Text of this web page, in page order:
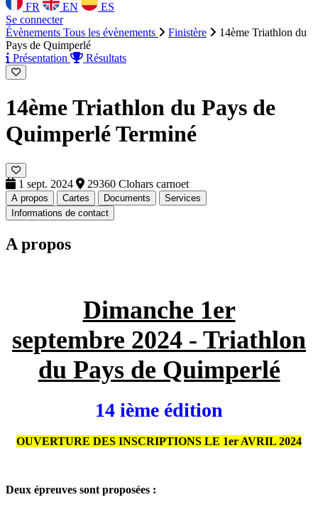
FR EN
ES
Se connecter
Évènements Tous les évènements Finistère
14ème Triathlon du
Pays de Quimperlé
Présentation
Résultats
14ème Triathlon du Pays de
QuimperléTerminé
1 sept. 2024 29360 Clohars carnoet
A propos Cartes Documents
Services
Informations de contact
A propos
Dimanche 1er
septembre 2024 - Triathlon
du Pays de Quimperlé
14 ième édition
OUVERTURE DES INSCRIPTIONS LE 1er AVRIL 2024
Deux épreuves sont proposées :